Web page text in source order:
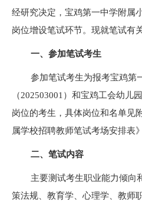
经研究决定，宝鸡第一中学附属
岗位增设笔试环节。现就笔试有
一、参加笔试考生
参加笔试考生为报考宝鸡第
（202503001）和宝鸡工会幼儿
岗位的考生，具体岗位和名单见
属学校招聘教师笔试考场安排表》
二、笔试内容
主要测试考生职业能力倾向
策法规、教育学、心理学、教师